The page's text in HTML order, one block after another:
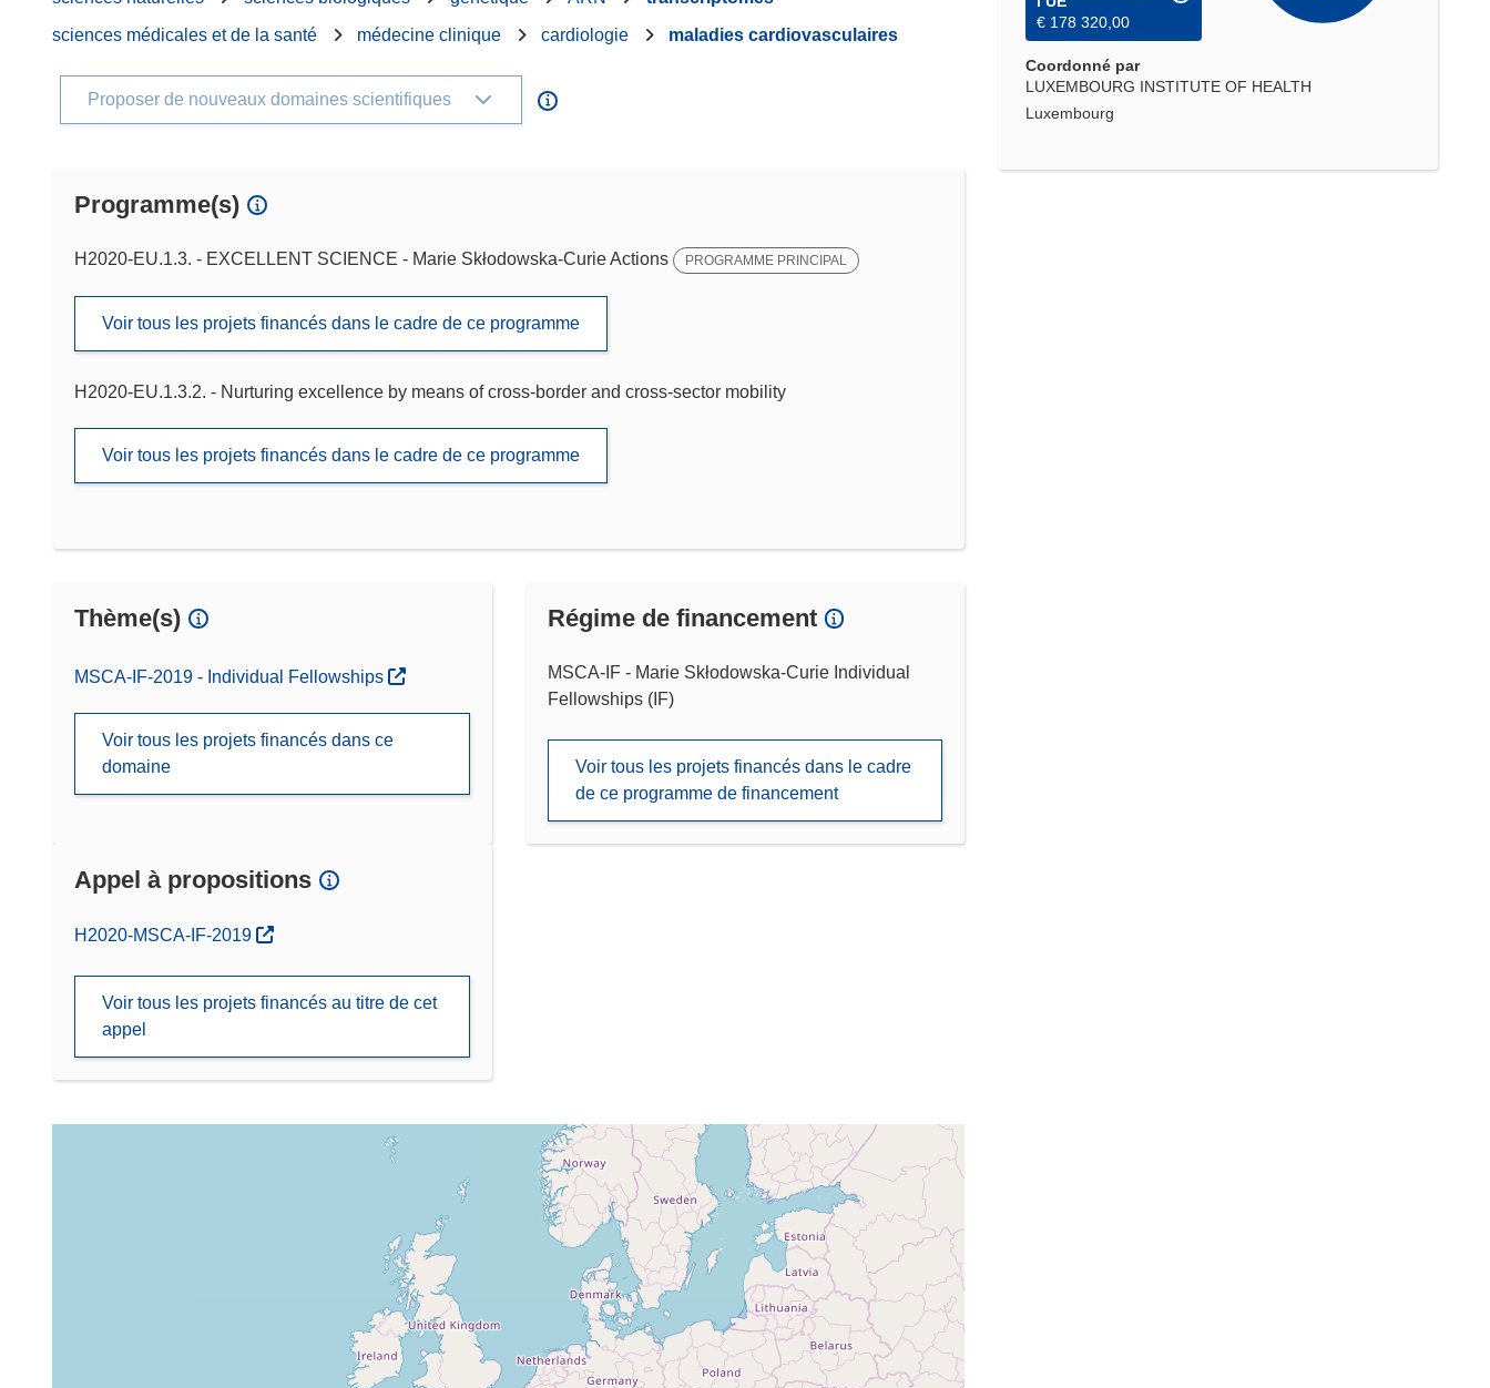
€ 178 320,00
Coordonné par
LUXEMBOURG INSTITUTE OF HEALTH
Luxembourg
sciences médicales et de la santé
médecine clinique cardiologie maladies cardiovasculaires
Proposer de nouveaux domaines scientifiques
Programme(s)
H2020-EU.1.3. - EXCELLENT SCIENCE - Marie Skłodowska-Curie Actions PROGRAMME PRINCIPAL
Voir tous les projets financés dans le cadre de ce programme
H2020-EU.1.3.2. - Nurturing excellence by means of cross-border and cross-sector mobility
Voir tous les projets financés dans le cadre de ce programme
Thème(s)
MSCA-IF-2019 - Individual Fellowships
Voir tous les projets financés dans ce
domaine
Régime de financement
MSCA-IF - Marie Skłodowska-Curie Individual
Fellowships (IF)
Voir tous les projets financés dans le cadre
de ce programme de financement
Appel à propositions
(s’ouvre dans une nouvelle fenêtre)
H2020-MSCA-IF-2019
Voir tous les projets financés au titre de cet
appel